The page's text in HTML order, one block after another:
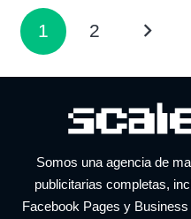
1 2
Somos una agencia de
publicitarias completas,
Facebook Pages y